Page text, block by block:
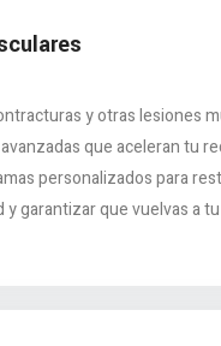
y otras lesiones
que aceleran tu
personalizados para
garantizar que vuelvas a